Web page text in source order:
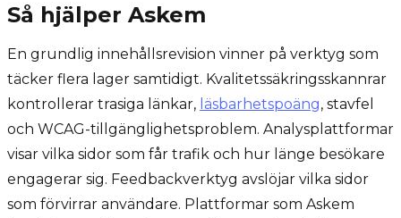
Så hjälper Askem
En grundlig innehållsrevision vinner på verktyg som
täcker flera lager samtidigt. Kvalitetssäkringsskannrar
kontrollerar trasiga länkar, läsbarhetspoäng, stavfel
och WCAG-tillgänglighetsproblem. Analysplattformar
visar vilka sidor som får trafik och hur länge besökare
engagerar sig. Feedbackverktyg avslöjar vilka sidor
som förvirrar användare. Plattformar som Askem